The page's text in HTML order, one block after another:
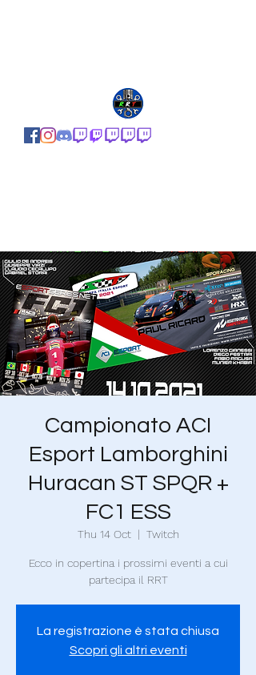
Campionato ACI
Esport Lamborghini
Huracan ST SPQR +
FC1 ESS
Thu 14 Oct
  |
Twitch
Ecco in copertina i prossimi eventi a cui
partecipa il RRT
La registrazione è stata chiusa
Scopri gli altri eventi